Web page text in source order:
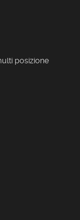
posizione